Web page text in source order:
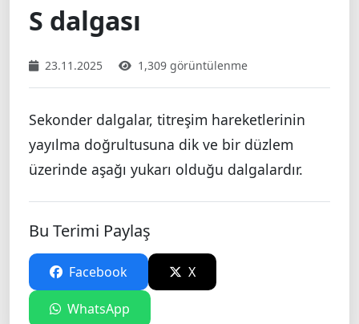
S dalgası
23.11.2025 1,309 görüntülenme
Sekonder dalgalar, titreşim hareketlerinin
yayılma doğrultusuna dik ve bir düzlem
üzerinde aşağı yukarı olduğu dalgalardır.
Bu Terimi Paylaş
Facebook X
WhatsApp